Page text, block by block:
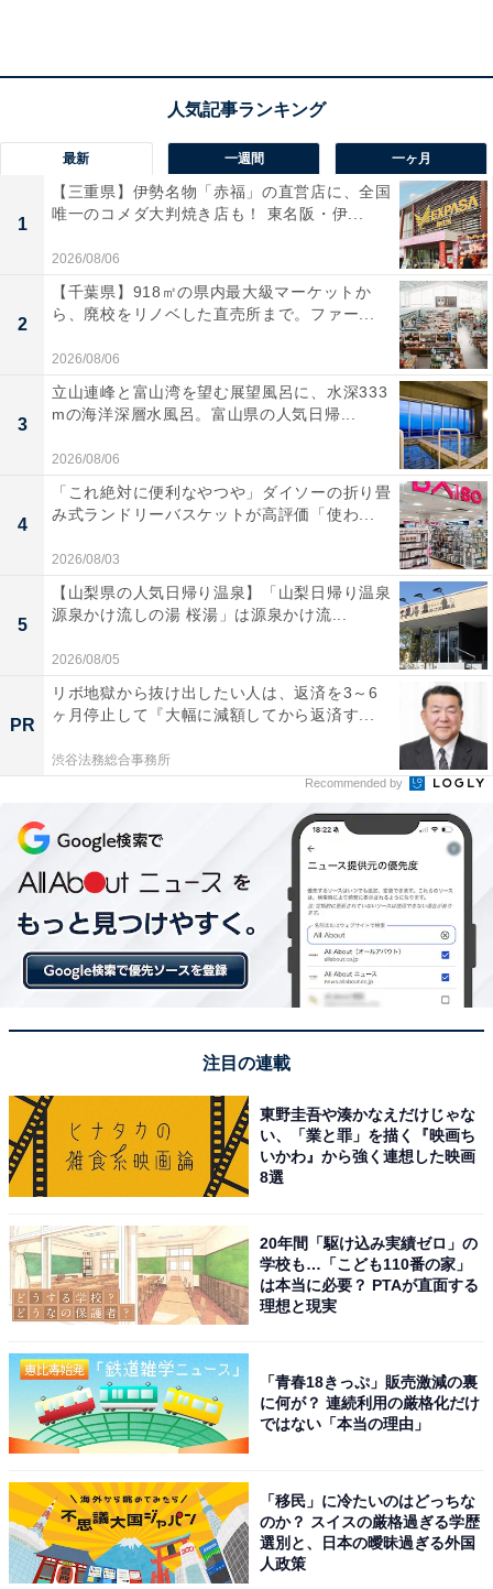
一方のウェットサウナは、温度が低めで湿度が高いタイ
プ。比較的ゆっくり温まって、肌もしっとり。「スチー
ムサウナ」や「ミストサウナ」もこちらに分類されま
す。
フィンランドのサウナは、分類としてはドライサウナの
一種。昔ながらの日本のサウナとの違いは、日本式が
100℃前後と高温なのに対して、フィンランド式は80℃
前後とやや低め。そして熱した石にアロマ水をかけて水
蒸気を発生させる「ロウリュ」を行うのも特徴です。
湿度を高めることで乾燥を和らげ、アロマによるリラッ
クス効果も期待できるので、昔ながらの日本式が苦手と
いう方にもおすすめです。
「ロウリュ」と「熱波」の違い
フィンランド式サウナには、ロウリュを行う際にタオル
ますが、実は「ロウリュ」と「熱波」は別物。フィンラ
ロウリュの際にタオルで熱風を送るのはドイツ発祥で
「アウフグース」と呼ばれるサービス。日本では当初ロ
になり、最近では「熱波」とも呼ばれています。
近年ではタオルをジャグリングのように回すなどエンタ
ーテインメント性のあるパフォーマンスを行う熱波師さ
んも増え、2023年には世界大会で日本人初の王者も誕生
しています。
さまざまな楽しみ方があるサウナ。この機会にお気に入
りの施設を探してみてはいかがでしょうか。
この記事の筆者：石川 カズキ
最新 一週間 一ヶ月
1
【三重県】伊勢名物「赤福」の直営店に、全国
唯一のコメダ大判焼き店も！ 東名阪・伊...
2026/08/06
2
【千葉県】918㎡の県内最大級マーケットか
ら、廃校をリノベした直売所まで。ファー...
2026/08/06
3
立山連峰と富山湾を望む展望風呂に、水深333
mの海洋深層水風呂。富山県の人気日帰...
2026/08/06
4
「これ絶対に便利なやつや」ダイソーの折り畳
み式ランドリーバスケットが高評価「使わ...
2026/08/03
5
【山梨県の人気日帰り温泉】「山梨日帰り温泉
源泉かけ流しの湯 桜湯」は源泉かけ流...
2026/08/05
PR
リボ地獄から抜け出したい人は、返済を3～6
ヶ月停止して『大幅に減額してから返済す...
渋谷法務総合事務所
Recommended by
注目の連載
東野圭吾や湊かなえだけじゃな
い、「業と罪」を描く『映画ち
いかわ』から強く連想した映画
8選
20年間「駆け込み実績ゼロ」の
学校も…「こども110番の家」
は本当に必要？ PTAが直面する
理想と現実
「青春18きっぷ」販売激減の裏
に何が？ 連続利用の厳格化だけ
ではない「本当の理由」
「移民」に冷たいのはどっちな
のか？ スイスの厳格過ぎる学歴
選別と、日本の曖昧過ぎる外国
人政策